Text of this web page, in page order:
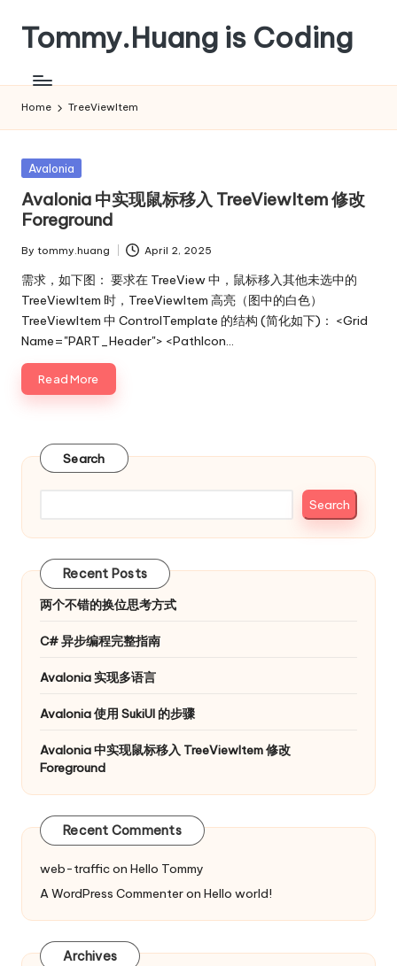
content
Tommy.Huang is Coding
Home TreeViewItem
Posted
Avalonia
Avalonia 中实现鼠标移入 TreeViewItem 修改
Foreground
Posted
by
By tommy.huang April 2, 2025
需求，如下图： 要求在 TreeView 中，鼠标移入其他未选中的
TreeViewItem 时，TreeViewItem 高亮（图中的白色）
TreeViewItem 中 ControlTemplate 的结构 (简化如下)： <Grid
Name="PART_Header"> <PathIcon…
Read More
Search
Search
Recent Posts
两个不错的换位思考方式
C# 异步编程完整指南
Avalonia 实现多语言
Avalonia 使用 SukiUI 的步骤
Avalonia 中实现鼠标移入 TreeViewItem 修改
Foreground
Recent Comments
web-trafficon Hello Tommy
A WordPress Commenteron Hello world!
Archives